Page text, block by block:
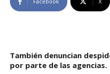
También denuncian
por parte de las agencias.